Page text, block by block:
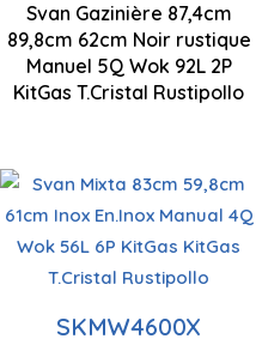
Svan Gazinière 87,4cm
89,8cm 62cm Noir rustique
Manuel 5Q Wok 92L 2P
KitGas T.Cristal Rustipollo
Zones de cuisson
5
SKMW4600X
Gaz butane
Contrôle manuel